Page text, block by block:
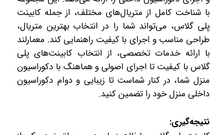
با شناخت کامل از متریال‌های مختلف، از جمله کابینت
پلی گلاس، می‌تواند شما را در انتخاب بهترین متریال،
طراحی مناسب و اجرای با کیفیت راهنمایی کند. معمارلند
با ارائه خدمات تخصصی، از انتخاب کابینت‌های پلی
گلاس با کیفیت تا اجرای اصولی و هماهنگ با دکوراسیون
منزل شما، در کنار شماست تا زیبایی و دوام دکوراسیون
داخلی منزل خود را تضمین کنید.
نتیجه‌گیری: